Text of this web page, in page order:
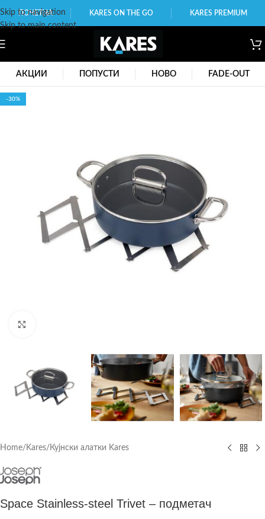
Skip to navigation
Skip to main content
ПОЧЕТНА KARES ON THE GO KARES PREMIUM
АКЦИИ ПОПУСТИ НОВО FADE-OUT
-30%
Home/ Kares/ Кујнски алатки Kares
Space Stainless-steel Trivet – подметач